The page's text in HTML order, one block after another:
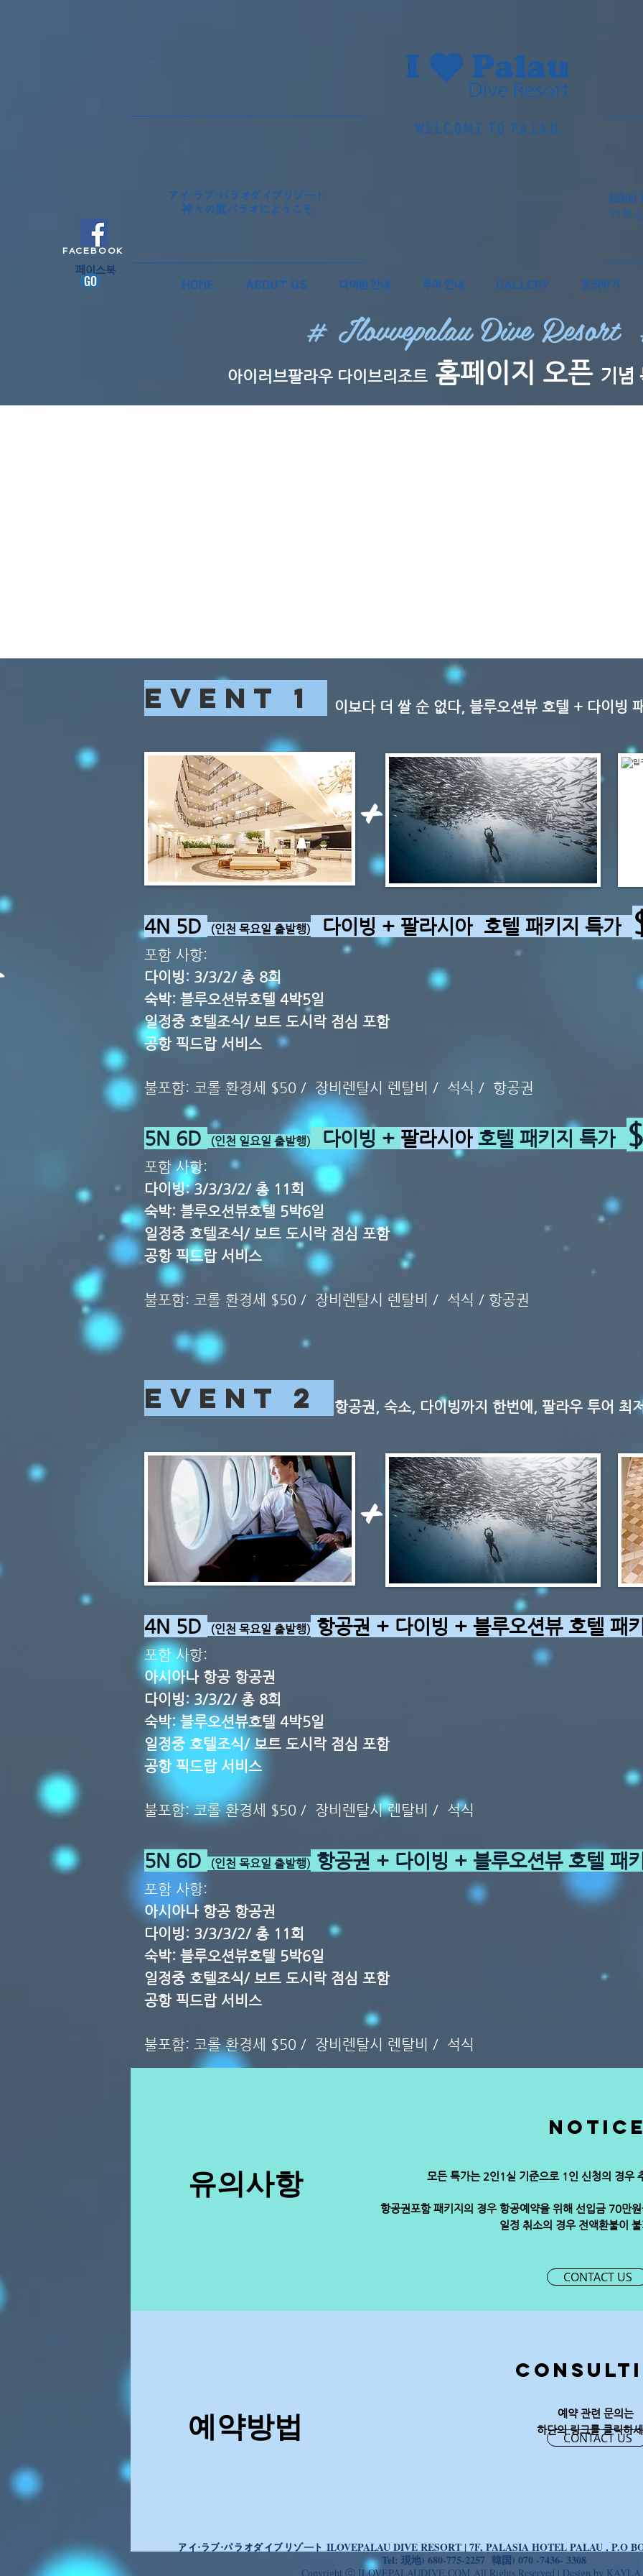
W.E.L.C.O.M.E T.O P.A.L.A.U.
FACEBOOK
페이스북​
GO
アイ・ラブ・パラオダイブリゾート
神々の庭パラオにようこそ
카톡
HOME ABOUT US 다이빙 안내 투어 안내 GALLERY 문의하기
# Ilovvepalau Dive
아이러브팔라우 다이브리조트 홈페이지 오픈 기념
EVENT 1 이보다 더 쌀 순 없다, 블루오션뷰 호텔 + 다이빙
+
4N 5D (인천 목요일 출발행) 다이빙 + 팔라시아 호텔 패키지 특가
포함 사항:
다이빙: 3/3/2/ 총 8회
숙박: 블루오션뷰호텔 4박5일
일정중 호텔조식/ 보트 도시락 점심 포함
공항 픽드랍 서비스
불포함: 코롤 환경세 $50 / 장비렌탈시 렌탈비 / 석식 / 항공권
5N 6D (인천 일요일 출발행) 다이빙 + 팔라시아 호텔 패키지 특가
포함 사항:
다이빙: 3/3/3/2/ 총 11회
숙박: 블루오션뷰호텔 5박6일
일정중 호텔조식/ 보트 도시락 점심 포함
공항 픽드랍 서비스
불포함: 코롤 환경세 $50 / 장비렌탈시 렌탈비 / 석식 / 항공권
EVENT 2 항공권, 숙소, 다이빙까지 한번에, 팔라우 투어 최
+
4N 5D (인천 목요일 출발행) 항공권 + 다이빙 + 블루오션뷰 호텔 패
포함 사항:
아시아나 항공 항공권
다이빙: 3/3/2/ 총 8회
숙박: 블루오션뷰호텔 4박5일
일정중 호텔조식/ 보트 도시락 점심 포함
공항 픽드랍 서비스
불포함: 코롤 환경세 $50 / 장비렌탈시 렌탈비 / 석식
5N 6D (인천 목요일 출발행) 항공권 + 다이빙 + 블루오션뷰 호텔 패
포함 사항:
​아시아나 항공 항공권
다이빙: 3/3/3/2/ 총 11회
숙박: 블루오션뷰호텔 5박6일
일정중 호텔조식/ 보트 도시락 점심 포함
공항 픽드랍 서비스
불포함: 코롤 환경세 $50 / 장비렌탈시 렌탈비 / 석식
​유의사항 모든 특가는 2인1실 기준으로 1인 신청의 경우
항공권포함 패키지의 경우 항공예약을 위해 선입금 70만
일정 취소의 경우 전액환불이
CONTACT US
예약방법 CONTACT US
예약 관련 문의는
하단의 링크를 클릭하
アイ・ラブ・パラオダイブリゾート ILOVEPALAU DIVE RESORT | 7F, PALASIA HOTEL PALAU , P.O
Tel: 現地) 680-775-2257 韓国) 070 -7436- 3308
Copyright ⓒ ILOVEPALAUDIVE.COM All Rights Reserved | Design by